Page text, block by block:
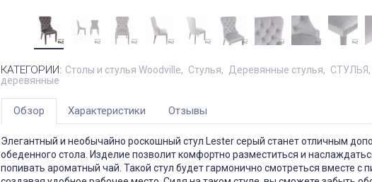
КАТЕГОРИИ: Столы и стулья Woodville Стулья Деревянные стулья СТУЛЬЯ
деревянные
Обзор Характеристики Отзывы
Элегантный и необычайно роскошный стул Lester серый станет отличным
обеденного стола. Изделие позволит комфортно разместиться и
попивать ароматный чай. Такой стул будет гармонично смотреться вместе с